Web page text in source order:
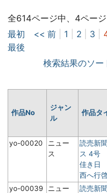
全614ページ中、4ペー
最初
<< 前 1 2 3
最後
検索結果のソー
作品No
ジャン
ル
作品タ
yo-00020
ニュー
ス
読売新
ス 4号
佳き日
西へ行
yo-00039
ニュー
読売新